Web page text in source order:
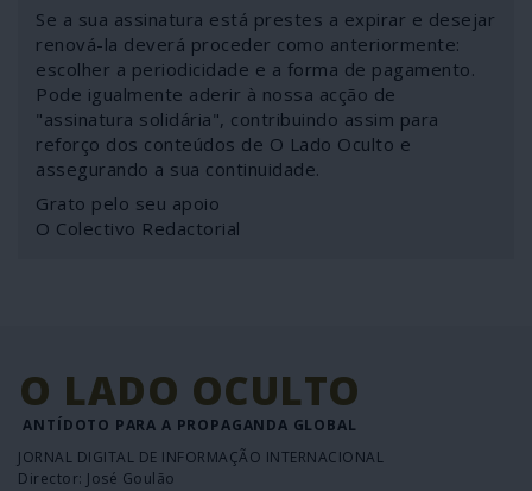
Se a sua assinatura está prestes a expirar e desejar
renová-la deverá proceder como anteriormente:
escolher a periodicidade e a forma de pagamento.
Pode igualmente aderir à nossa acção de
"assinatura solidária", contribuindo assim para
reforço dos conteúdos de O Lado Oculto e
assegurando a sua continuidade.
Grato pelo seu apoio
O Colectivo Redactorial
O LADO OCULTO
ANTÍDOTO PARA A PROPAGANDA GLOBAL
JORNAL DIGITAL DE INFORMAÇÃO INTERNACIONAL
Director: José Goulão